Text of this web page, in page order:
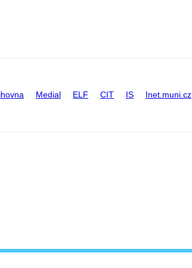
Medial ELF CIT IS Inet.muni.cz